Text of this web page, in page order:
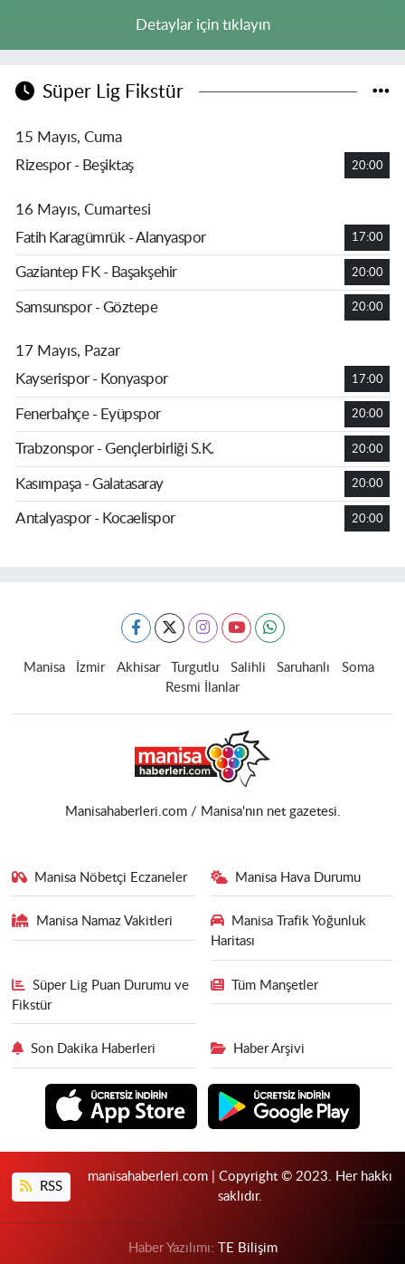
Detaylar için tıklayın
Süper Lig Fikstür
15 Mayıs, Cuma
Rizespor - Beşiktaş
20:00
16 Mayıs, Cumartesi
Fatih Karagümrük - Alanyaspor
17:00
Gaziantep FK - Başakşehir 20:00
Samsunspor - Göztepe 20:00
17 Mayıs, Pazar
Kayserispor - Konyaspor
17:00
Fenerbahçe - Eyüpspor 20:00
Trabzonspor - Gençlerbirliği S.K. 20:00
Kasımpaşa - Galatasaray 20:00
Antalyaspor - Kocaelispor 20:00
Manisa İzmir Akhisar Turgutlu Salihli Saruhanlı
Soma
Resmi İlanlar
Manisahaberleri.com / Manisa'nın net gazetesi.
Manisa Nöbetçi Eczaneler Manisa Hava Durumu
Manisa Namaz Vakitleri
Manisa Trafik Yoğunluk
Haritası
Süper Lig Puan Durumu ve
Fikstür
Tüm Manşetler
Son Dakika Haberleri Haber Arşivi
RSS
manisahaberleri.com | Copyright © 2023. Her hakkı
saklıdır.
Haber Yazılımı: TE Bilişim